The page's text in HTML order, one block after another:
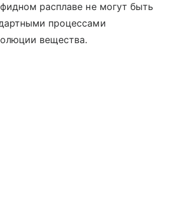
расплаве не могут быть
процессами
вещества.